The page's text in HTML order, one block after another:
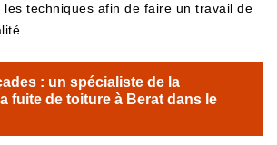
les techniques afin de faire un travail de
: un spécialiste de la
fuite de toiture à Berat dans le